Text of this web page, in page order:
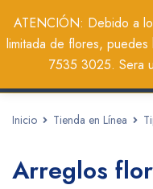
ATENCIÓN: Debido a
limitada de flores,
7535 3025. Sera
Inicio Tienda en Línea
Arreglos